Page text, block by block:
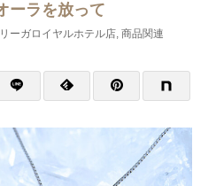
ーラを放って
リーガロイヤルホテル店, 商品関連